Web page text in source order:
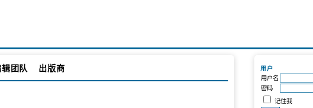
用户
用户名
密码
记住我
团队 出版商